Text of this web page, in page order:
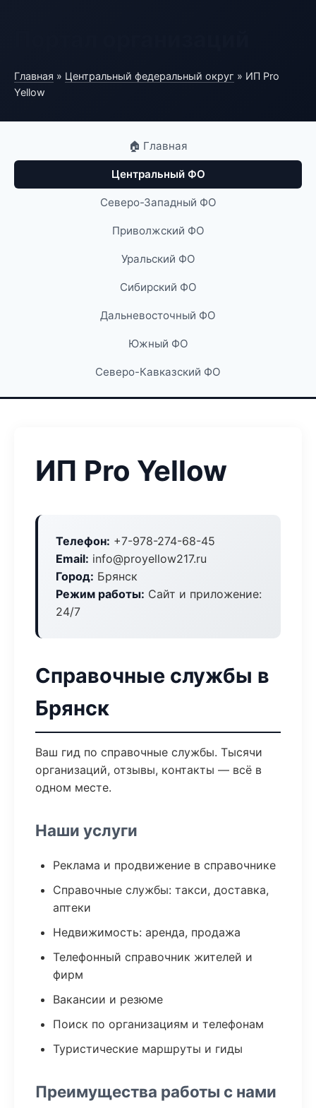
Главная » Центральный федеральный округ » ИП Pro
Yellow
🏠 Главная
Центральный ФО
Северо-Западный ФО
Приволжский ФО
Уральский ФО
Сибирский ФО
Дальневосточный ФО
Южный ФО
Северо-Кавказский ФО
ИП Pro Yellow
Телефон: +7-978-274-68-45
Email: info@proyellow217.ru
Город: Брянск
Режим работы: Сайт и приложение:
24/7
Справочные службы в
Брянск
Ваш гид по справочные службы. Тысячи
организаций, отзывы, контакты — всё в
одном месте.
Наши услуги
Реклама и продвижение в справочнике
Справочные службы: такси, доставка,
аптеки
Недвижимость: аренда, продажа
Телефонный справочник жителей и
фирм
Вакансии и резюме
Поиск по организациям и телефонам
Туристические маршруты и гиды
Преимущества работы с нами